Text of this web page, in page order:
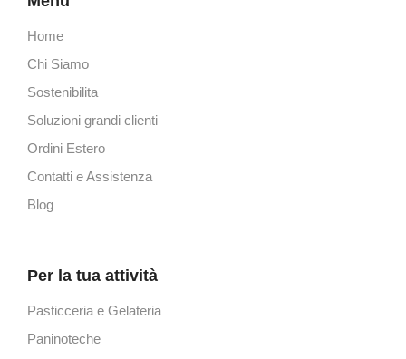
Home
Chi Siamo
Sostenibilita
Soluzioni grandi clienti
Ordini Estero
Contatti e Assistenza
Blog
Per la tua attività
Pasticceria e Gelateria
Paninoteche